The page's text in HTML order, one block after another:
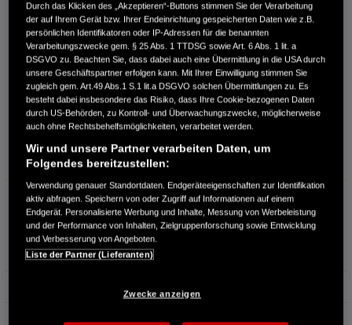
CO₂-Klasse: D
Information über den
Energieverbrauch und die CO₂-
Kraftstoffverbrauch:
5,4 l/100km (kombiniert)
4,6 l/100km (Innenstadt)
4,1 l/100km (Stadtrand)
Durch das Klicken des „Akzeptieren“-Buttons stimmen Sie der Verarbeitung
der auf Ihrem Gerät bzw. Ihrer Endeinrichtung gespeicherten Daten wie z.B.
persönlichen Identifikatoren oder IP-Adressen für die benannten
Verarbeitungszwecke gem. § 25 Abs. 1 TTDSG sowie Art. 6 Abs. 1 lit. a
DSGVO zu. Beachten Sie, dass dabei auch eine Übermittlung in die USA durch
unsere Geschäftspartner erfolgen kann. Mit Ihrer Einwilligung stimmen Sie
zugleich gem. Art.49 Abs.1 S.1 lit.a DSGVO solchen Übermittlungen zu. Es
besteht dabei insbesondere das Risiko, dass Ihre Cookie-bezogenen Daten
durch US-Behörden, zu Kontroll- und Überwachungszwecke, möglicherweise
auch ohne Rechtsbehelfsmöglichkeiten, verarbeitet werden.
Wir und unsere Partner verarbeiten Daten, um
Folgendes bereitzustellen:
Verwendung genauer Standortdaten. Endgeräteeigenschaften zur Identifikation
aktiv abfragen. Speichern von oder Zugriff auf Informationen auf einem
Endgerät. Personalisierte Werbung und Inhalte, Messung von Werbeleistung
und der Performance von Inhalten, Zielgruppenforschung sowie Entwicklung
und Verbesserung von Angeboten.
Liste der Partner (Lieferanten)
Zwecke anzeigen